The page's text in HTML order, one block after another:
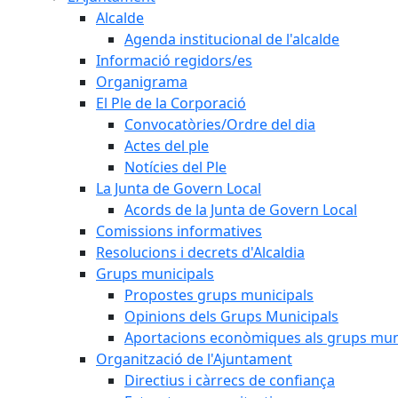
Alcalde
Agenda institucional de l'alcalde
Informació regidors/es
Organigrama
El Ple de la Corporació
Convocatòries/Ordre del dia
Actes del ple
Notícies del Ple
La Junta de Govern Local
Acords de la Junta de Govern Local
Comissions informatives
Resolucions i decrets d'Alcaldia
Grups municipals
Propostes grups municipals
Opinions dels Grups Municipals
Aportacions econòmiques als grups
Organització de l'Ajuntament
Directius i càrrecs de confiança